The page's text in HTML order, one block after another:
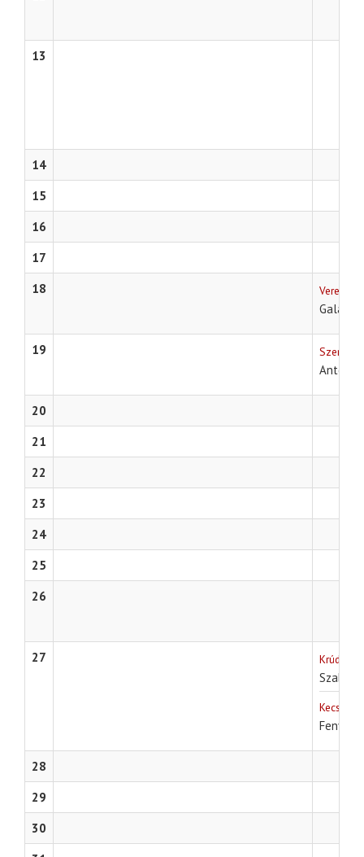
13
14
15
16
17
18
Veres 1
19 Szentesi
Anton
20
21
22
23
24
25
26
27 Krúdy
Szabó
Fenyő
28
29
30